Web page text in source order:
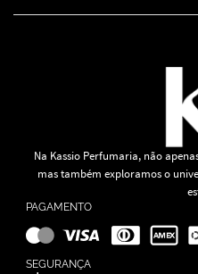
Na Kassio Perfumaria, não
mas também exploramos o
PAGAMENTO
SEGURANÇA